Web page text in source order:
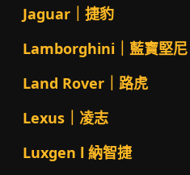
Jaguar｜捷豹
Lamborghini｜藍寶堅尼
Land Rover｜路虎
Lexus｜凌志
Luxgen l 納智捷